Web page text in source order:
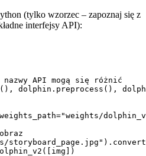
(tylko wzorzec – zapoznaj się z
interfejsy API):
API mogą się różnić
dolphin.preprocess(),